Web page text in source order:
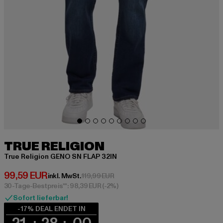
TRUE RELIGION
True Religion GENO SN FLAP 32IN
99,59 EUR
Derzeitiger Preis: 99,59 EUR
inkl. MwSt.119,99 EURAktionspreis: 119,99 EUR
30-Tage-Bestpreis**: 98,39 EUR(-2%)
Sofort lieferbar!
-17% DEAL ENDET IN